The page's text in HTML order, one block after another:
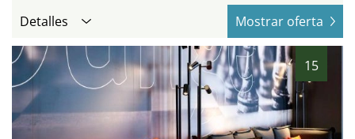
Detalles Mostrar oferta
15